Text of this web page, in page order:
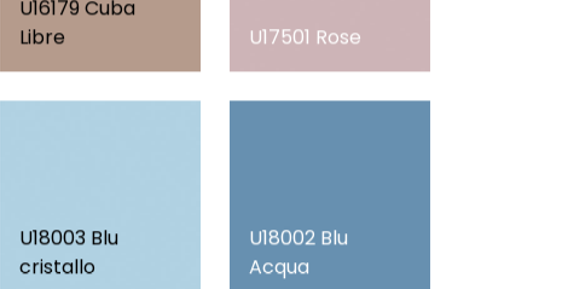
U16179 Cuba
Libre
U17501 Rose
U18003 Blu
cristallo
U18002 Blu
Acqua